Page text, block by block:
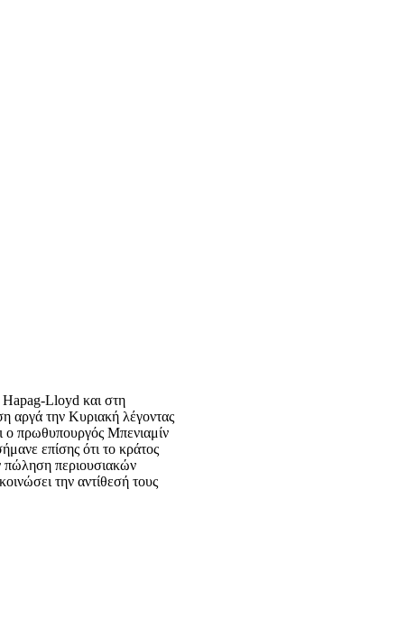
Hapag-Lloyd και στη
αργά την Κυριακή λέγοντας
ο πρωθυπουργός Μπενιαμίν
επίσης ότι το κράτος
πώληση περιουσιακών
την αντίθεσή τους